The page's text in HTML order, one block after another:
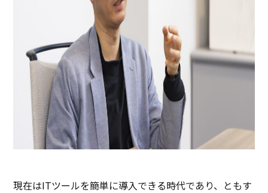
現在はITツールを簡単に導入できる時代であり、ともす